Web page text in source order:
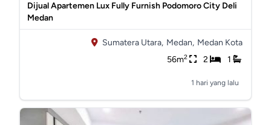
Dijual Apartemen Lux Fully Furnish Podomoro City Deli
Medan
Sumatera Utara, Medan, Medan Kota
56m2 2 1
1 hari yang lalu